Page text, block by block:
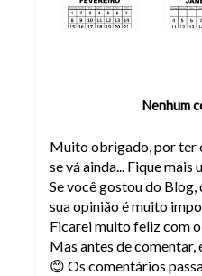
Nenhum
Muito obrigado, por ter
se vá ainda... Fique mais
Se você gostou do
sua opinião é muito
Ficarei muito feliz com
Mas antes de comentar,
😊 Os comentários